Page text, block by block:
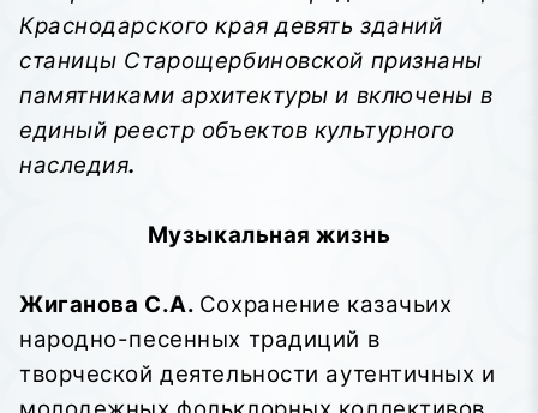
Краснодарского края девять зданий
станицы Старощербиновской признаны
памятниками архитектуры и включены в
единый реестр объектов культурного
наследия.
Музыкальная жизнь
Жиганова С.А. Сохранение казачьих
народно-песенных традиций в
творческой деятельности аутентичных и